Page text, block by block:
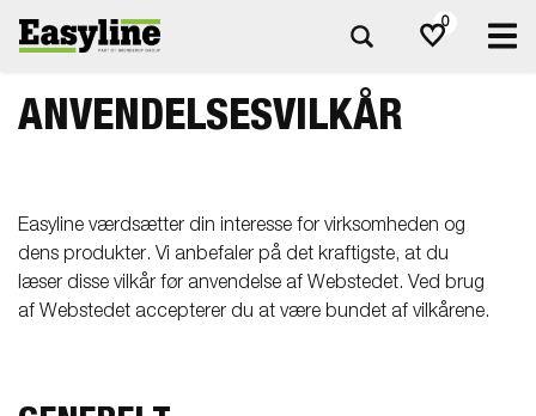
0
ANVENDELSESVILKÅR
Easyline værdsætter din interesse for virksomheden og
dens produkter. Vi anbefaler på det kraftigste, at du
læser disse vilkår før anvendelse af Webstedet. Ved brug
af Webstedet accepterer du at være bundet af vilkårene.